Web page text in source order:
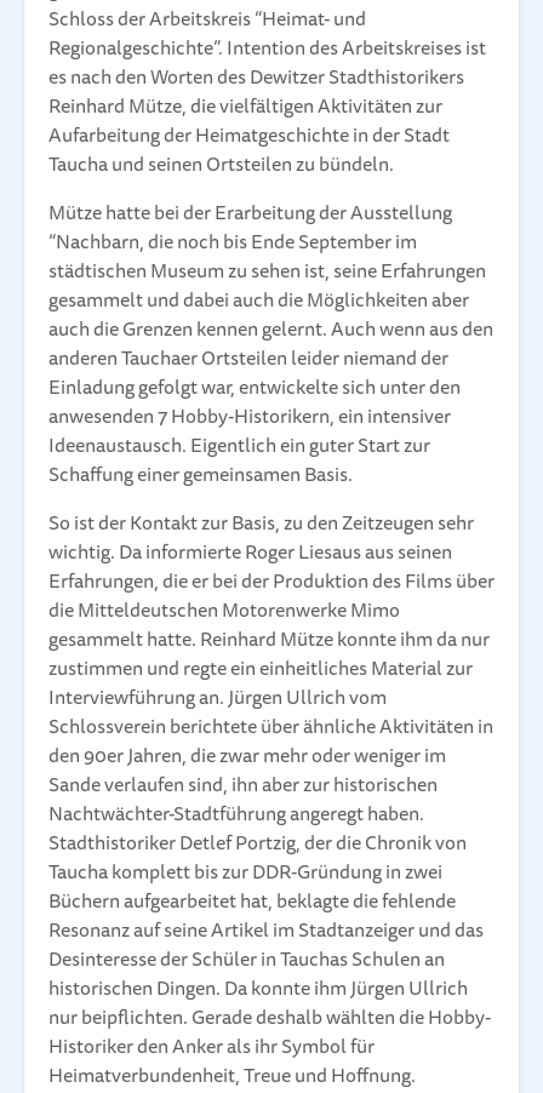
Schloss der Arbeitskreis “Heimat- und
Regionalgeschichte”. Intention des Arbeitskreises ist
es nach den Worten des Dewitzer Stadthistorikers
Reinhard Mütze, die vielfältigen Aktivitäten zur
Aufarbeitung der Heimatgeschichte in der Stadt
Taucha und seinen Ortsteilen zu bündeln.
Mütze hatte bei der Erarbeitung der Ausstellung
“Nachbarn, die noch bis Ende September im
städtischen Museum zu sehen ist, seine Erfahrungen
gesammelt und dabei auch die Möglichkeiten aber
auch die Grenzen kennen gelernt. Auch wenn aus den
anderen Tauchaer Ortsteilen leider niemand der
Einladung gefolgt war, entwickelte sich unter den
anwesenden 7 Hobby-Historikern, ein intensiver
Ideenaustausch. Eigentlich ein guter Start zur
Schaffung einer gemeinsamen Basis.
So ist der Kontakt zur Basis, zu den Zeitzeugen sehr
wichtig. Da informierte Roger Liesaus aus seinen
Erfahrungen, die er bei der Produktion des Films über
die Mitteldeutschen Motorenwerke Mimo
gesammelt hatte. Reinhard Mütze konnte ihm da nur
zustimmen und regte ein einheitliches Material zur
Interviewführung an. Jürgen Ullrich vom
Schlossverein berichtete über ähnliche Aktivitäten in
den 90er Jahren, die zwar mehr oder weniger im
Sande verlaufen sind, ihn aber zur historischen
Nachtwächter-Stadtführung angeregt haben.
Stadthistoriker Detlef Portzig, der die Chronik von
Taucha komplett bis zur DDR-Gründung in zwei
Büchern aufgearbeitet hat, beklagte die fehlende
Resonanz auf seine Artikel im Stadtanzeiger und das
Desinteresse der Schüler in Tauchas Schulen an
historischen Dingen. Da konnte ihm Jürgen Ullrich
nur beipflichten. Gerade deshalb wählten die Hobby-
Historiker den Anker als ihr Symbol für
Heimatverbundenheit, Treue und Hoffnung.